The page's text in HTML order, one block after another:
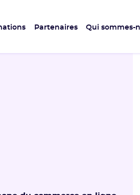
Partenaires Qui sommes-